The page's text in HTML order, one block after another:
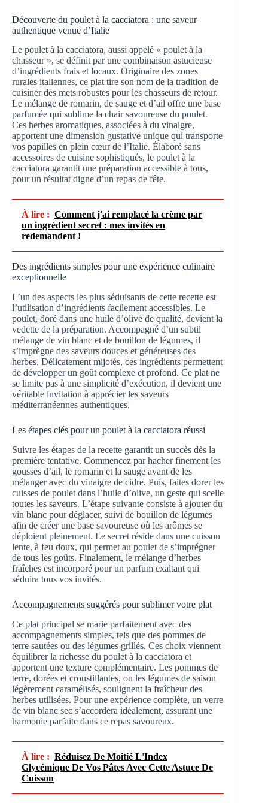
Découverte du poulet à la cacciatora : une saveur
authentique venue d’Italie
Le poulet à la cacciatora, aussi appelé « poulet à la
chasseur », se définit par une combinaison astucieuse
d’ingrédients frais et locaux. Originaire des zones
rurales italiennes, ce plat tire son nom de la tradition de
cuisiner des mets robustes pour les chasseurs de retour.
Le mélange de romarin, de sauge et d’ail offre une base
parfumée qui sublime la chair savoureuse du poulet.
Ces herbes aromatiques, associées à du vinaigre,
apportent une dimension gustative unique qui transporte
vos papilles en plein cœur de l’Italie. Élaboré sans
accessoires de cuisine sophistiqués, le poulet à la
cacciatora garantit une préparation accessible à tous,
pour un résultat digne d’un repas de fête.
À lire : Comment j'ai remplacé la crème par
un ingrédient secret : mes invités en
redemandent !
Des ingrédients simples pour une expérience culinaire
exceptionnelle
L’un des aspects les plus séduisants de cette recette est
l’utilisation d’ingrédients facilement accessibles. Le
poulet, doré dans une huile d’olive de qualité, devient la
vedette de la préparation. Accompagné d’un subtil
mélange de vin blanc et de bouillon de légumes, il
s’imprègne des saveurs douces et généreuses des
herbes. Délicatement mijotés, ces ingrédients permettent
de développer un goût complexe et profond. Ce plat ne
se limite pas à une simplicité d’exécution, il devient une
véritable invitation à apprécier les saveurs
méditerranéennes authentiques.
Les étapes clés pour un poulet à la cacciatora réussi
Suivre les étapes de la recette garantit un succès dès la
première tentative. Commencez par hacher finement les
gousses d’ail, le romarin et la sauge avant de les
mélanger avec du vinaigre de cidre. Puis, faites dorer les
cuisses de poulet dans l’huile d’olive, un geste qui scelle
toutes les saveurs. L’étape suivante consiste à ajouter du
vin blanc pour déglacer, suivi de bouillon de légumes
afin de créer une base savoureuse où les arômes se
déploient pleinement. Le secret réside dans une cuisson
lente, à feu doux, qui permet au poulet de s’imprégner
de tous les goûts. Finalement, le mélange d’herbes
fraîches est incorporé pour un parfum exaltant qui
séduira tous vos invités.
Accompagnements suggérés pour sublimer votre plat
Ce plat principal se marie parfaitement avec des
accompagnements simples, tels que des pommes de
terre sautées ou des légumes grillés. Ces choix viennent
équilibrer la richesse du poulet à la cacciatora et
apportent une texture complémentaire. Les pommes de
terre, dorées et croustillantes, ou les légumes de saison
légèrement caramélisés, soulignent la fraîcheur des
herbes utilisées. Pour une expérience complète, un verre
de vin blanc sec s’accordera idéalement, assurant une
harmonie parfaite dans ce repas savoureux.
À lire : Réduisez De Moitié L'Index
Glycémique De Vos Pâtes Avec Cette Astuce De
Cuisson